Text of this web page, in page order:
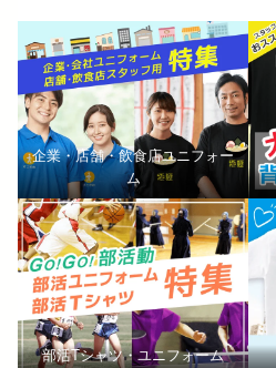
企業・店舗・飲食店ユニフォー
ム
部活Tシャツ・ユニフォーム